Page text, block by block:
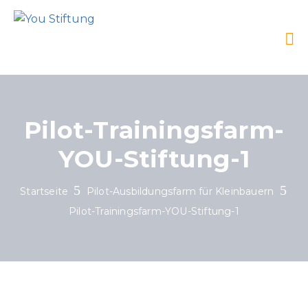
Pilot-Trainingsfarm-
YOU-Stiftung-1
Startseite
Pilot-Ausbildungsfarm für Kleinbauern
Pilot-Trainingsfarm-YOU-Stiftung-1